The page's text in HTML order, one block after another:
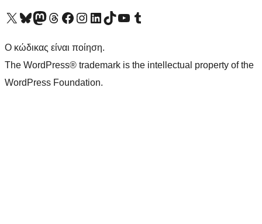
Visit our X (formerly Twitter) account
Visit our Bluesky account
Επισκεφθείτε τον λογαριασμό μας στο Mastodon
Visit our Threads account
Επισκεφτείτε τη σελίδα μας στο Facebook
Επισκεφθείτε τον λογαριασμό μας Instagram
Επισκεφθείτε τον λογαριασμό μας LinkedIn
Visit our TikTok account
Visit our YouTube channel
Visit our Tumblr account
Ο κώδικας είναι ποίηση.
The WordPress® trademark is the intellectual property of the
WordPress Foundation.